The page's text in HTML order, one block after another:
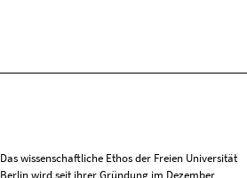
Das wissenschaftliche Ethos der Freien Universität
Berlin wird seit ihrer Gründung im Dezember